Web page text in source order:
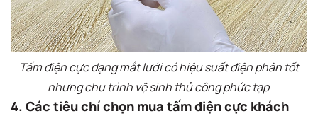
Tấm điện cực dạng mắt lưới có hiệu suất điện phân tốt
nhưng chu trình vệ sinh thủ công phức tạp
4. Các tiêu chí chọn mua tấm điện cực khách